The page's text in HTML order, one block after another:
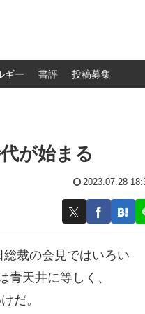
ギー 書評 投稿募集
が始まる
2023.07.28
裁の会見ではいろい
天井に等しく、
だ。